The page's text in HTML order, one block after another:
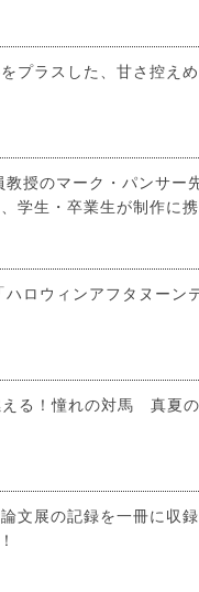
プラスした、甘さ控え
授のマーク・パンサ
学生・卒業生が制作に
ハロウィンアフタヌーン
える！憧れの対馬 真夏
文展の記録を一冊に収